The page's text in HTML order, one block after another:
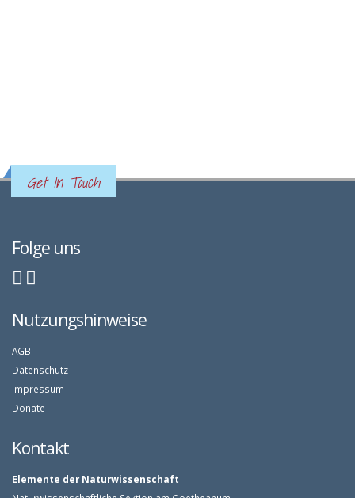
Get In Touch
Folge uns
Nutzungshinweise
AGB
Datenschutz
Impressum
Donate
Kontakt
Elemente der Naturwissenschaft